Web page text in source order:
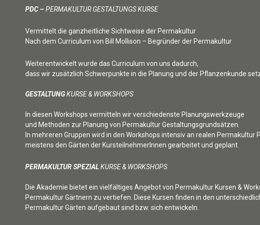
PDC – PERMAKULTUR GESTALTUNGS KURSE
Vermittelt die ganzheitliche Sichtweise der Permakultur
Nach dem Curriculum von Bill Mollison – Begründer der Permakultur
Weiterentwickelt wurde das Curriculum von uns dadurch,
dass wir zusätzlich Schwerpunkte in die Planung und der Pflanzenkunde
GESTALTUNGKURSE & WORKSHOPS
In diesen Workshops vermitteln wir verschiedenste Planungswerkzeuge
und Methoden zur Planung von Permakultur Gestaltungsgrundsätzen.
In mehreren Gruppen wird in den Workshops intensiv an realen Permakultur
meistens den Gärten der KursteilnehmerInnen gearbeitet und geplant.
PERMAKULTURSPEZIALKURSE & WORKSHOPS
Die Akademie bietet ein vielfältiges Angebot von Permakultur Kursen &
Permakultur Gärtnern zu vertiefen. Diese Kursen finden in den
Permakultur Gärten aufgebaut sind bzw. sich entwickeln.